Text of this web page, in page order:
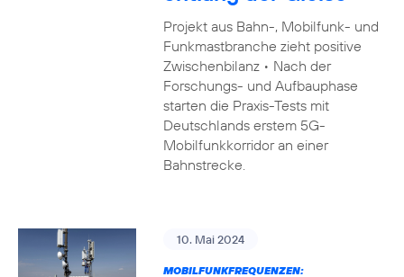
Projekt aus Bahn-, Mobilfunk- und
Funkmastbranche zieht positive
Zwischenbilanz • Nach der
Forschungs- und Aufbauphase
starten die Praxis-Tests mit
Deutschlands erstem 5G-
Mobilfunkkorridor an einer
Bahnstrecke.
10. Mai 2024
MOBILFUNKFREQUENZEN: